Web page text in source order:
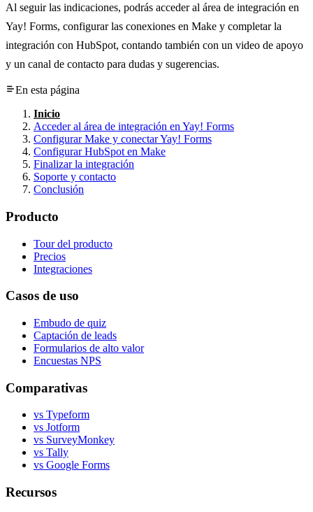
Al seguir las indicaciones, podrás acceder al área de integración en
Yay! Forms, configurar las conexiones en Make y completar la
integración con HubSpot, contando también con un video de apoyo
y un canal de contacto para dudas y sugerencias.
En esta página
Inicio
Acceder al área de integración en Yay! Forms
Configurar Make y conectar Yay! Forms
Configurar HubSpot en Make
Finalizar la integración
Soporte y contacto
Conclusión
Producto
Tour del producto
Precios
Integraciones
Casos de uso
Embudo de quiz
Captación de leads
Formularios de alto valor
Encuestas NPS
Comparativas
vs Typeform
vs Jotform
vs SurveyMonkey
vs Tally
vs Google Forms
Recursos